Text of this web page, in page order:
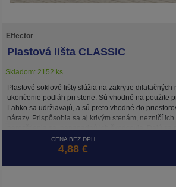
Effector
Plastová lišta CLASSIC
Skladom: 2152 ks
Plastové soklové lišty slúžia na zakrytie dilatačných
ukončenie podláh pri stene. Sú vhodné na použite
Ľahko sa udržiavajú, a sú preto vhodné do
nárazy. Prispôsobia sa aj krivým stenám, nezničí ich
CENA BEZ DPH
4,88 €